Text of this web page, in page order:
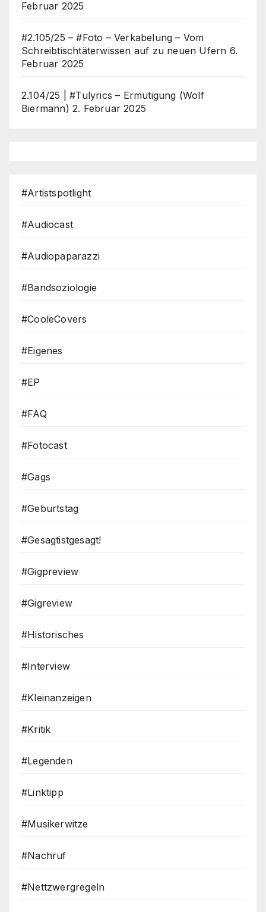
Februar 2025
#2.105/25 – #Foto – Verkabelung – Vom
Schreibtischtäterwissen auf zu neuen Ufern 6.
Februar 2025
2.104/25 | #Tulyrics – Ermutigung (Wolf
Biermann) 2. Februar 2025
#Artistspotlight
#Audiocast
#Audiopaparazzi
#Bandsoziologie
#CooleCovers
#Eigenes
#EP
#FAQ
#Fotocast
#Gags
#Geburtstag
#Gesagtistgesagt!
#Gigpreview
#Gigreview
#Historisches
#Interview
#Kleinanzeigen
#Kritik
#Legenden
#Linktipp
#Musikerwitze
#Nachruf
#Nettzwergregeln